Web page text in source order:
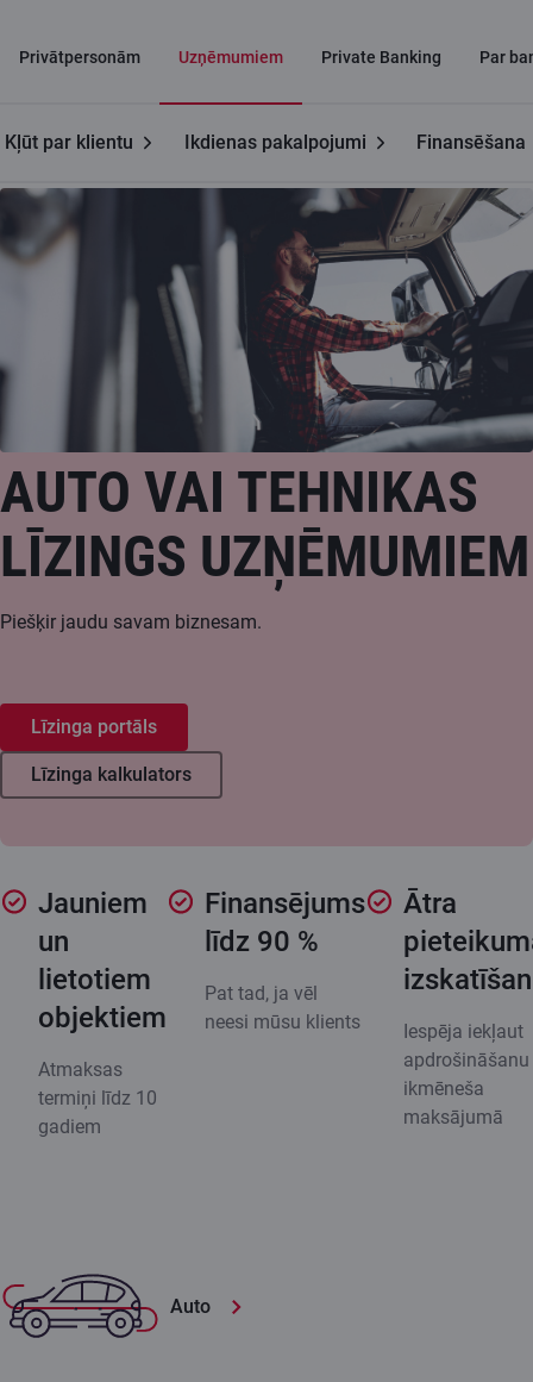
Privātpersonām Uzņēmumiem Private Banking Par
Kļūt par klientu Ikdienas pakalpojumi Finansēšana
AUTO VAI TEHNIKAS
LĪZINGS UZŅĒMUMIEM
Piešķir jaudu savam biznesam.
Līzinga portāls
Līzinga kalkulators
Jauniem
un
lietotiem
objektiem
Atmaksas
termiņi līdz 10
gadiem
Finansējums
līdz 90 %
Pat tad, ja vēl
neesi mūsu klients
Ātra
Iespēja iekļaut
apdrošināšanu
ikmēneša
maksājumā
Auto